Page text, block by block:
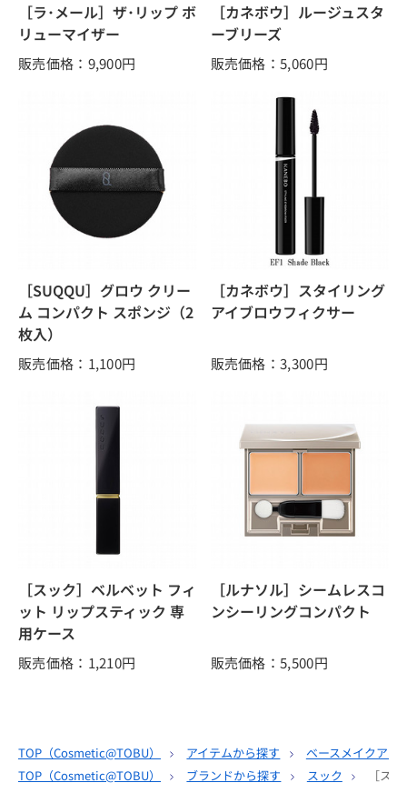
［ラ･メール］ザ･リップ ボ
リューマイザー
販売価格：9,900円
［カネボウ］ルージュスタ
ーブリーズ
販売価格：5,060円
［SUQQU］グロウ クリー
ム コンパクト スポンジ（2
枚入）
販売価格：1,100円
［カネボウ］スタイリング
アイブロウフィクサー
販売価格：3,300円
［スック］ベルベット フィ
ット リップスティック 専
用ケース
販売価格：1,210円
［ルナソル］シームレスコ
ンシーリングコンパクト
販売価格：5,500円
TOP（Cosmetic@TOBU） アイテムから探す
ベースメイクアッ
TOP（Cosmetic@TOBU） ブランドから探す スック ［ス